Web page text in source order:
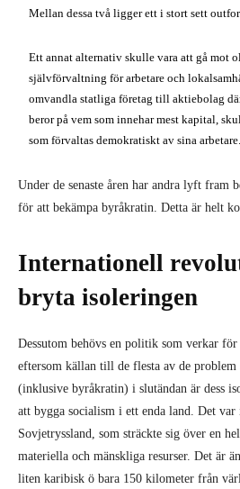
Mellan dessa två ligger ett i stort sett
Ett annat alternativ skulle vara att gå mot
självförvaltning för arbetare och
omvandla statliga företag till aktiebolag
beror på vem som innehar mest kapital,
som förvaltas demokratiskt av sina
Under de senaste åren har andra lyft fram
för att bekämpa byråkratin. Detta är helt
Internationell
bryta isoleringen
Dessutom behövs en politik som verkar
eftersom källan till de flesta av de
(inklusive byråkratin) i slutändan är dess
att bygga socialism i ett enda land. Det
Sovjetryssland, som sträckte sig över en
materiella och mänskliga resurser. Det är
liten karibisk ö bara 150 kilometer från